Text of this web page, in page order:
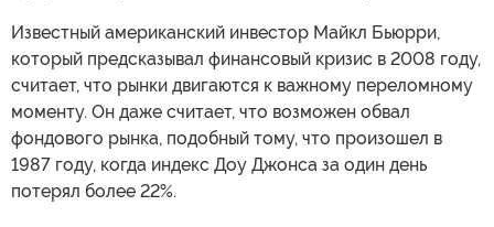
Известный американский инвестор Майкл Бьюрри,
который предсказывал финансовый кризис в 2008 году,
считает, что рынки двигаются к важному переломному
моменту. Он даже считает, что возможен обвал
фондового рынка, подобный тому, что произошел в
1987 году, когда индекс Доу Джонса за один день
потерял более 22%.